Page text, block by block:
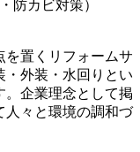
防カビ対策）
を置くリフォームサ
・外装・水回りとい
。企業理念として掲
人々と環境の調和づ